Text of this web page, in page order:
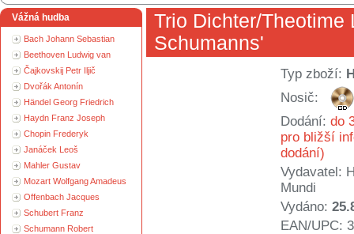
Vážná hudba
Bach Johann Sebastian
Beethoven Ludwig van
Čajkovskij Petr Iljič
Dvořák Antonín
Händel Georg Friedrich
Haydn Franz Joseph
Chopin Frederyk
Janáček Leoš
Mahler Gustav
Mozart Wolfgang Amadeus
Offenbach Jacques
Schubert Franz
Schumann Robert
Trio Dichter/Theotime
Schumanns'
Typ zboží:
Nosič:
Dodání: do
pro bližší
dodání)
Vydavatel:
Mundi
Vydáno:
EAN/UPC: